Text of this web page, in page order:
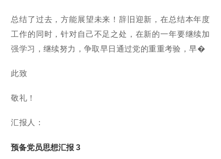
总结了过去，方能展望未来！辞旧迎新，在总结本年度
工作的同时，针对自己不足之处，在新的一年要继续加
强学习，继续努力，争取早日通过党的重重考验，早�
此致
敬礼！
汇报人：
预备党员思想汇报 3